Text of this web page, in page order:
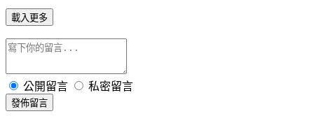
載入更多
公開留言 私密留言
發佈留言